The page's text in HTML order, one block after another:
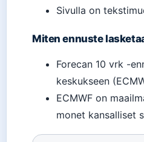
Sivulla on
Miten ennuste
Forecan 10 vrk -
keskukseen
ECMWF on
monet kansalliset